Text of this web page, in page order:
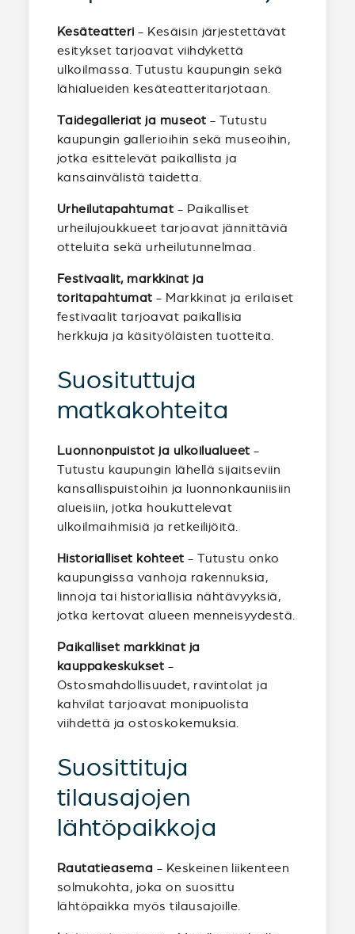
Kesäteatteri - Kesäisin järjestettävät
esitykset tarjoavat viihdykettä
ulkoilmassa. Tutustu kaupungin sekä
lähialueiden kesäteatteritarjotaan.
Taidegalleriat ja museot - Tutustu
kaupungin gallerioihin sekä museoihin,
jotka esittelevät paikallista ja
kansainvälistä taidetta.
Urheilutapahtumat - Paikalliset
urheilujoukkueet tarjoavat jännittäviä
otteluita sekä urheilutunnelmaa.
Festivaalit, markkinat ja
toritapahtumat - Markkinat ja erilaiset
festivaalit tarjoavat paikallisia
herkkuja ja käsityöläisten tuotteita.
Suosituttuja
matkakohteita
Luonnonpuistot ja ulkoilualueet -
Tutustu kaupungin lähellä sijaitseviin
kansallispuistoihin ja luonnonkauniisiin
alueisiin, jotka houkuttelevat
ulkoilmaihmisiä ja retkeilijöitä.
Historialliset kohteet - Tutustu onko
kaupungissa vanhoja rakennuksia,
linnoja tai historiallisia nähtävyyksiä,
jotka kertovat alueen menneisyydestä.
Paikalliset markkinat ja
kauppakeskukset -
Ostosmahdollisuudet, ravintolat ja
kahvilat tarjoavat monipuolista
viihdettä ja ostoskokemuksia.
Suosittituja
tilausajojen
lähtöpaikkoja
Rautatieasema - Keskeinen liikenteen
solmukohta, joka on suosittu
lähtöpaikka myös tilausajoille.